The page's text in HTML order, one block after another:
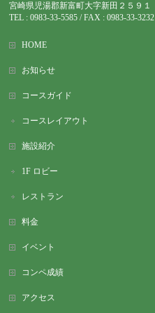
宮崎県児湯郡新富町大字新田２５９１
TEL : 0983-33-5585 / FAX : 0983-33-3232
HOME
お知らせ
コースガイド
コースレイアウト
施設紹介
1F ロビー
レストラン
料金
イベント
コンペ成績
アクセス